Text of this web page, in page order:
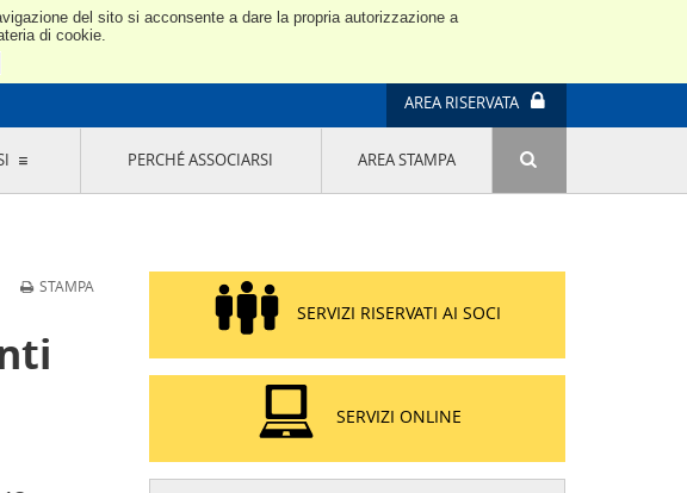
del sito si acconsente a dare la propria autorizzazione a
di cookie.
AREA RISERVATA
ESTERNI
EDIZIONE
PROGETTO LU.ME.
IL MANAGER DELLA SOSTENIBILITÀ NEL
DISTRETTO TESSILE PRATESE
GRUPPO IMPRENDITORIA FEMMINILE
SOSTENIBILITÀ
PERCHÉ ASSOCIARSI AREA STAMPA
STAMPA
SERVIZI RISERVATI AI SOCI
SERVIZI ONLINE